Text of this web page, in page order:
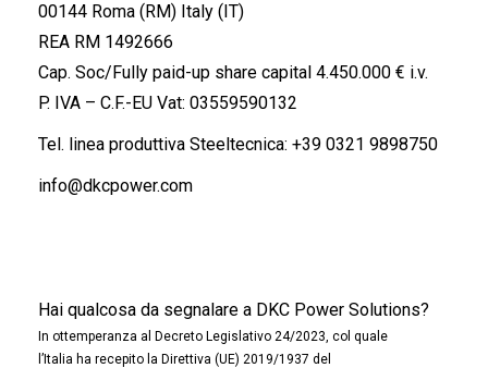
00144 Roma (RM) Italy (IT)
REA RM 1492666
Cap. Soc/Fully paid-up share capital 4.450.000 € i.v.
P. IVA – C.F.-EU Vat: 03559590132
Tel. linea produttiva Steeltecnica: +39 0321 9898750
info@dkcpower.com
Hai qualcosa da segnalare a DKC Power Solutions?
In ottemperanza al Decreto Legislativo 24/2023, col quale
l’Italia ha recepito la Direttiva (UE) 2019/1937 del